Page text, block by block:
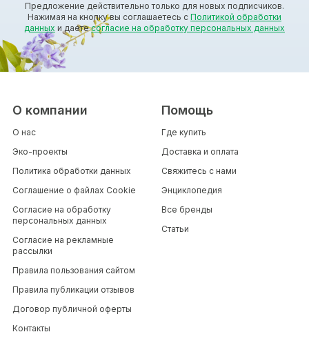
Предложение действительно только для новых подписчиков.
Нажимая на кнопку вы соглашаетесь с Политикой обработки
данных и даетесогласие на обработку персональных данных
О компании
О нас
Эко-проекты
Политика обработки данных
Соглашение о файлах Cookie
Согласие на обработку
персональных данных
Согласие на рекламные
рассылки
Правила пользования сайтом
Правила публикации отзывов
Договор публичной оферты
Контакты
Помощь
Где купить
Доставка и оплата
Свяжитесь с нами
Энциклопедия
Все бренды
Статьи